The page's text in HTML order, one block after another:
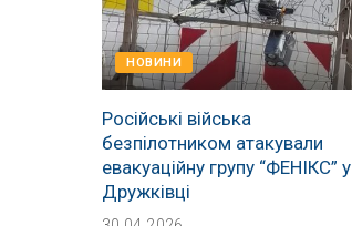
НОВИНИ
Російські війська
безпілотником атакували
евакуаційну групу “ФЕНІКС” у
Дружківці